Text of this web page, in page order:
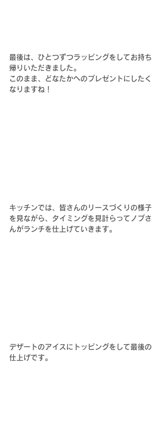
最後は、ひとつずつラッピングをしてお持ち
帰りいただきました。
このまま、どなたかへのプレゼントにしたく
なりますね！
キッチンでは、皆さんのリースづくりの様子
を見ながら、タイミングを見計らってノブさ
んがランチを仕上げていきます。
デザートのアイスにトッピングをして最後の
仕上げです。